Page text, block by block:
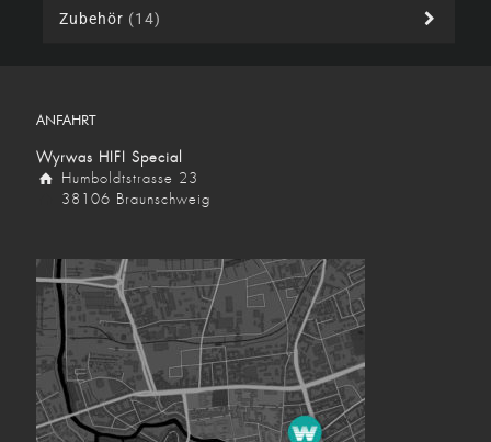
Zubehör (14)
ANFAHRT
Wyrwas HIFI Special
Humboldtstrasse 23
38106 Braunschweig